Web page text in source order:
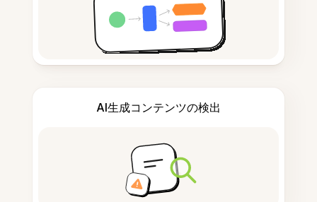
AI生成コンテンツの検出